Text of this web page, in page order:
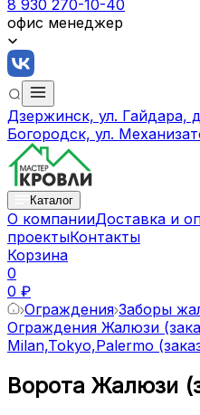
8 930 270-10-40
офис менеджер
Дзержинск, ул. Гайдара,
Богородск, ул.
Каталог
О компанииДоставка и
проектыКонтакты
Корзина
0
0 ₽
Ограждения Заборы
Ограждения Жалюзи
Milan,Tokyo,Palermo
Ворота Жалюзи